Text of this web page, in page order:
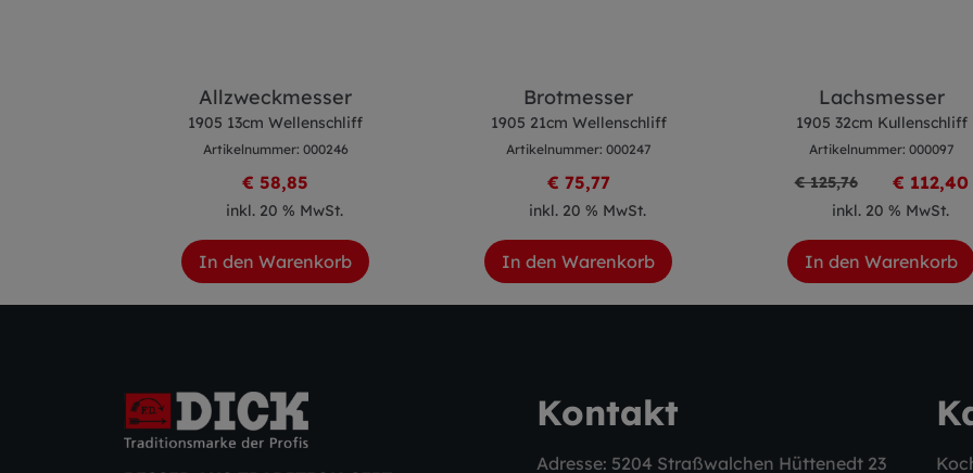
Allzweckmesser
1905 13cm Wellenschliff
Artikelnummer: 000246
€ 58,85
inkl. 20 % MwSt.
In den Warenkorb
Brotmesser
1905 21cm Wellenschliff
Artikelnummer: 000247
€ 75,77
inkl. 20 % MwSt.
In den Warenkorb
Lachsmesser
1905 32cm Kullenschliff
Artikelnummer: 000097
€ 125,76 € 112,40
inkl. 20 % MwSt.
In den Warenkorb
Kontakt
Adresse: 5204 Straßwalchen Hüttenedt 23